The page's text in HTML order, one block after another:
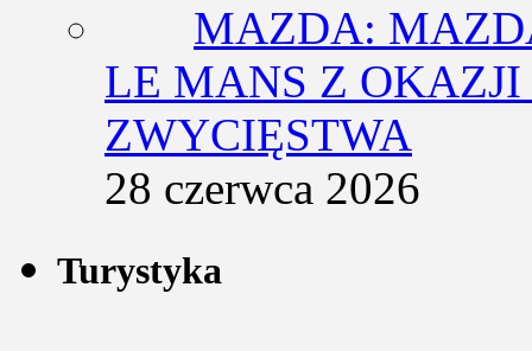
MAZDA:
LE MANS Z
ZWYCIĘSTWA
28 czerwca 2026
Turystyka